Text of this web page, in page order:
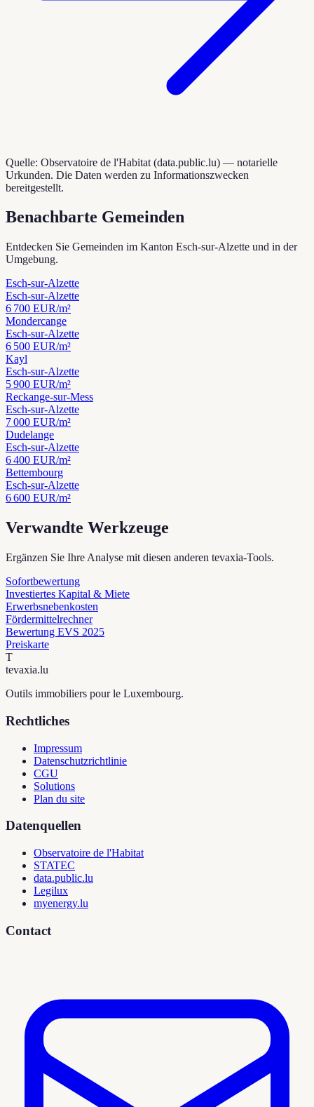
Quelle: Observatoire de l'Habitat (data.public.lu) — notarielle
Urkunden. Die Daten werden zu Informationszwecken
bereitgestellt.
Benachbarte Gemeinden
Entdecken Sie Gemeinden im Kanton Esch-sur-Alzette und in der
Umgebung.
Esch-sur-Alzette
Esch-sur-Alzette
6 700 EUR/m²
Mondercange
Esch-sur-Alzette
6 500 EUR/m²
Kayl
Esch-sur-Alzette
5 900 EUR/m²
Reckange-sur-Mess
Esch-sur-Alzette
7 000 EUR/m²
Dudelange
Esch-sur-Alzette
6 400 EUR/m²
Bettembourg
Esch-sur-Alzette
6 600 EUR/m²
Verwandte Werkzeuge
Ergänzen Sie Ihre Analyse mit diesen anderen tevaxia-Tools.
Sofortbewertung
Investiertes Kapital & Miete
Erwerbsnebenkosten
Fördermittelrechner
Bewertung EVS 2025
Preiskarte
T
tevaxia.lu
Outils immobiliers pour le Luxembourg.
Rechtliches
Impressum
Datenschutzrichtlinie
CGU
Solutions
Plan du site
Datenquellen
Observatoire de l'Habitat
STATEC
data.public.lu
Legilux
myenergy.lu
Contact